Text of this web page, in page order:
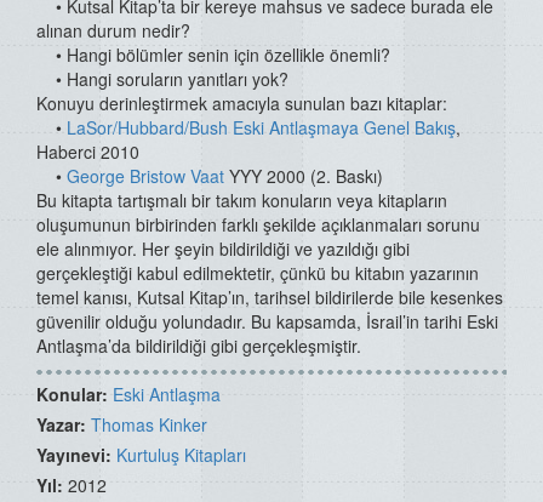
• Kutsal Kitap’ta bir kereye mahsus ve sadece burada ele
alınan durum nedir?
• Hangi bölümler senin için özellikle önemli?
• Hangi soruların yanıtları yok?
Konuyu derinleştirmek amacıyla sunulan bazı kitaplar:
• LaSor/Hubbard/Bush Eski Antlaşmaya Genel Bakış,
Haberci 2010
• George Bristow Vaat YYY 2000 (2. Baskı)
Bu kitapta tartışmalı bir takım konuların veya kitapların
oluşumunun birbirinden farklı şekilde açıklanmaları sorunu
ele alınmıyor. Her şeyin bildirildiği ve yazıldığı gibi
gerçekleştiği kabul edilmektetir, çünkü bu kitabın yazarının
temel kanısı, Kutsal Kitap’ın, tarihsel bildirilerde bile kesenkes
güvenilir olduğu yolundadır. Bu kapsamda, İsrail’in tarihi Eski
Antlaşma’da bildirildiği gibi gerçekleşmiştir.
Konular: Eski Antlaşma
Yazar: Thomas Kinker
Yayınevi: Kurtuluş Kitapları
Yıl: 2012